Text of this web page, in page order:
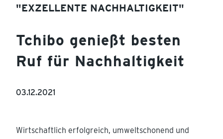
"EXZELLENTE NACHHALTIGKEIT"
Tchibo genießt besten
Ruf für Nachhaltigkeit
03.12.2021
Wirtschaftlich erfolg­reich, umwelt­schonend und